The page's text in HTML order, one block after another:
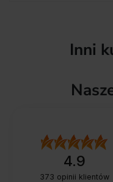
Inni
4.9
373 opinii klientów